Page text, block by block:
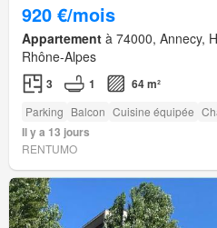
920 €/mois
Appartement à 74000, Annecy,
Rhône-Alpes
3 1 64 m²
Parking Balcon Cuisine équipée
Il y a 13 jours
RENTUMO